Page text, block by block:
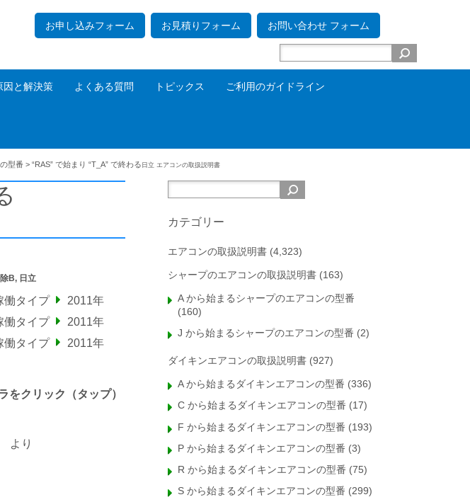
お申し込みフォーム お見積りフォーム お問い合わせ フォーム
因と解決策 よくある質問 トピックス ご利用のガイドライン
型番 > “RAS” で始まり “T_A” で終わる 日立 エアコンの取扱説明書
B, 日立
働タイプ
2011年
働タイプ
2011年
働タイプ 2011年
をクリック（タップ）
より
カテゴリー
エアコンの取扱説明書 (4,323)
シャープのエアコンの取扱説明書 (163)
A から始まるシャープのエアコンの型番
(160)
J から始まるシャープのエアコンの型番 (2)
ダイキンエアコンの取扱説明書 (927)
A から始まるダイキンエアコンの型番 (336)
C から始まるダイキンエアコンの型番 (17)
F から始まるダイキンエアコンの型番 (193)
P から始まるダイキンエアコンの型番 (3)
R から始まるダイキンエアコンの型番 (75)
S から始まるダイキンエアコンの型番 (299)